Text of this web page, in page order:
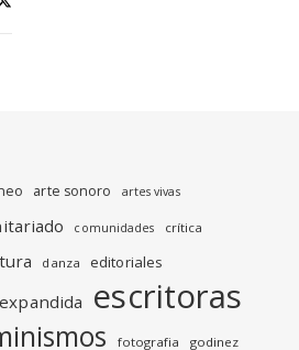
arte sonoro artes vivas
comunidades crítica
danza editoriales
escritoras
fotografia godinez